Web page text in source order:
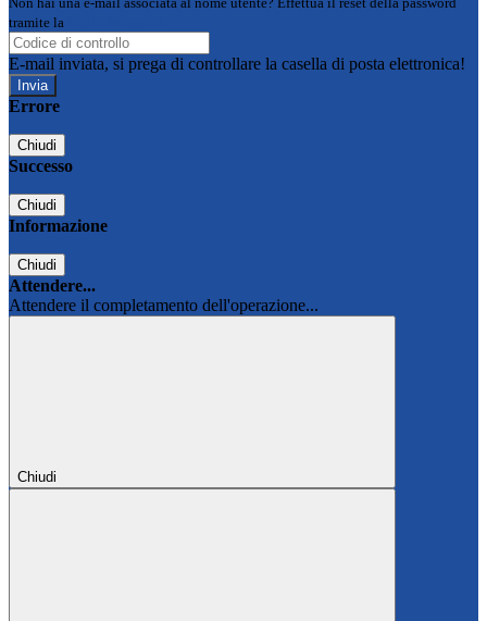
tramite la
E-mail inviata, si prega di controllare la casella di posta elettronica!
Errore
Chiudi
Successo
Chiudi
Informazione
Chiudi
Attendere...
Attendere il completamento dell'operazione...
Chiudi